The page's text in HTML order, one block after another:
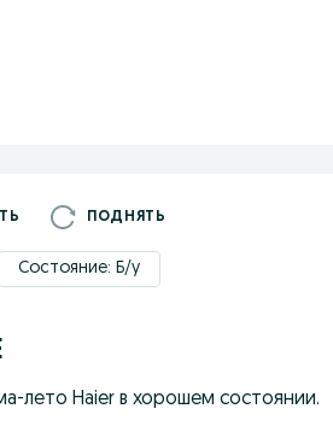
ПОДНЯТЬ
Состояние: Б/у
лето Haier в хорошем состоянии.